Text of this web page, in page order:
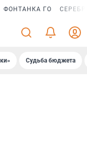
ФОНТАНКА ГО
Судьба бюджета